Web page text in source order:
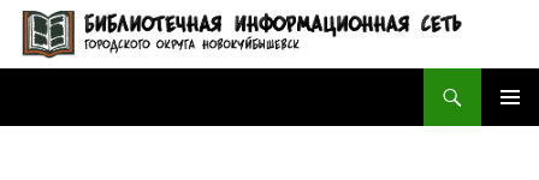
БИБЛИОТЕЧНАЯ ИНФОРМАЦИОННАЯ СЕТЬ городского округа Новокуйбышевск